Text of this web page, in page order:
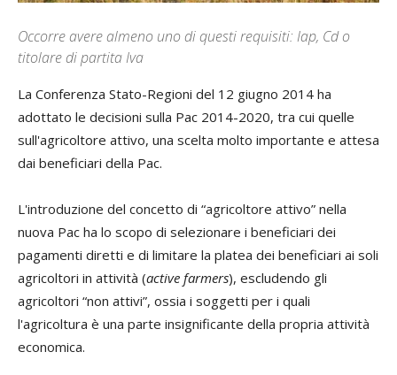
Occorre avere almeno uno di questi requisiti: Iap, Cd o
titolare di partita Iva
La Conferenza Stato-Regioni del 12 giugno 2014 ha
adottato le decisioni sulla Pac 2014-2020, tra cui quelle
sull'agricoltore attivo, una scelta molto importante e attesa
dai beneficiari della Pac.
L'introduzione del concetto di “agricoltore attivo” nella
nuova Pac ha lo scopo di selezionare i beneficiari dei
pagamenti diretti e di limitare la platea dei beneficiari ai soli
agricoltori in attività (active farmers), escludendo gli
agricoltori “non attivi”, ossia i soggetti per i quali
l'agricoltura è una parte insignificante della propria attività
economica.